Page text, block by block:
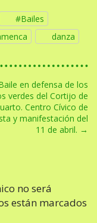
#Bailes
danza
en defensa de los
verdes del Cortijo de
Centro Cívico de
y manifestación del
11 de abril. →
no será
están marcados